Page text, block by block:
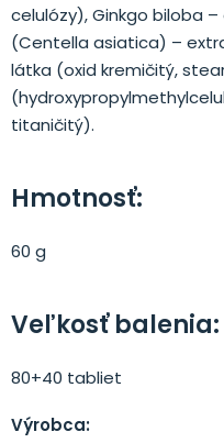
celulózy), Ginkgo biloba
(Centella asiatica) –
látka (oxid kremičitý,
titaničitý).
Hmotnosť:
60 g
Veľkosť balenia:
80+40 tabliet
Výrobca: